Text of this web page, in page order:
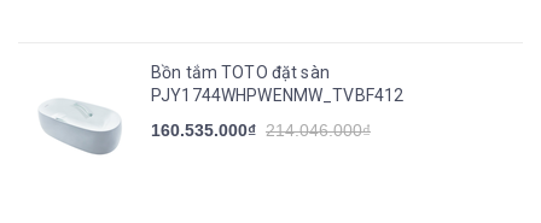
Bồn tắm TOTO đặt sàn
PJY1744WHPWENMW_TVBF412
160.535.000₫ 214.046.000₫